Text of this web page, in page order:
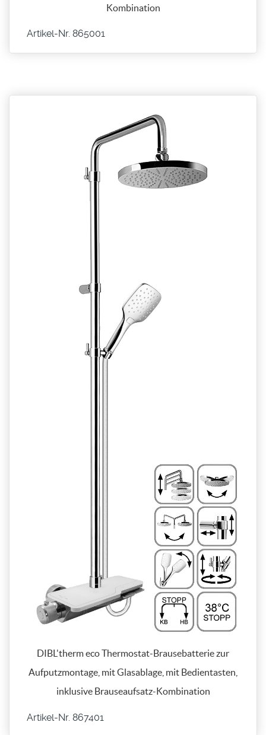
Kombination
Artikel-Nr. 865001
DIBL'therm eco Thermostat-Brausebatterie zur
Aufputzmontage, mit Glasablage, mit Bedientasten,
inklusive Brauseaufsatz-Kombination
Artikel-Nr. 867401